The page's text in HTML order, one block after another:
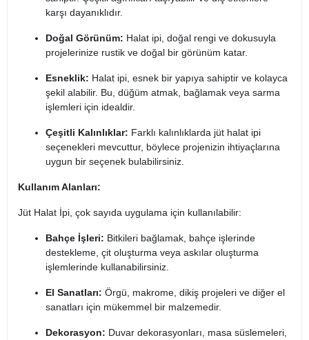
karşı dayanıklıdır.
Doğal Görünüm: Halat ipi, doğal rengi ve dokusuyla
projelerinize rustik ve doğal bir görünüm katar.
Esneklik: Halat ipi, esnek bir yapıya sahiptir ve kolayca
şekil alabilir. Bu, düğüm atmak, bağlamak veya sarma
işlemleri için idealdir.
Çeşitli Kalınlıklar: Farklı kalınlıklarda jüt halat ipi
seçenekleri mevcuttur, böylece projenizin ihtiyaçlarına
uygun bir seçenek bulabilirsiniz.
Kullanım Alanları:
Jüt Halat İpi, çok sayıda uygulama için kullanılabilir:
Bahçe İşleri: Bitkileri bağlamak, bahçe işlerinde
destekleme, çit oluşturma veya askılar oluşturma
işlemlerinde kullanabilirsiniz.
El Sanatları: Örgü, makrome, dikiş projeleri ve diğer el
sanatları için mükemmel bir malzemedir.
Dekorasyon: Duvar dekorasyonları, masa süslemeleri,